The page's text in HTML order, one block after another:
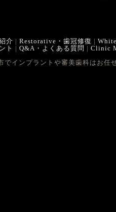
介 | Restorative・歯冠修復 |
ト | Q&A・よくある質問 | Clinic
でインプラントや審美歯科はお